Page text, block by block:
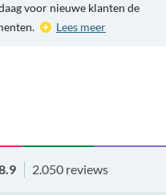
voor nieuwe klanten de
Lees meer
2.050 reviews